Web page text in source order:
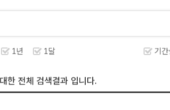
1년 1달 기
한 전체 검색결과 입니다.